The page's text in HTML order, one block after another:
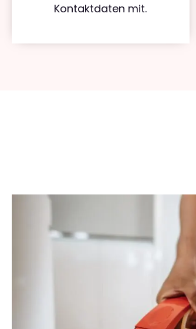
Kontaktdaten mit.